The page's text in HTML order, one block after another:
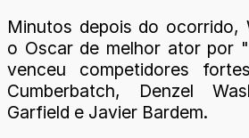
Minutos depois do ocorrido,
o Oscar de melhor ator por
venceu competidores
Cumberbatch, Denzel
Garfield e Javier Bardem.